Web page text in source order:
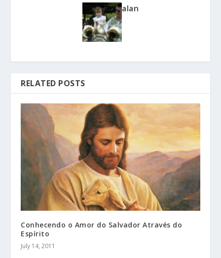
alan
RELATED POSTS
Conhecendo o Amor do Salvador Através do
Espírito
July 14, 2011